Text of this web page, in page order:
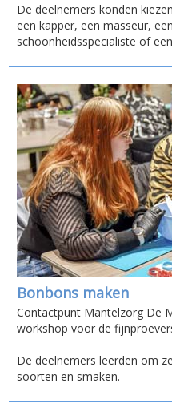
De deelnemers konden
een kapper, een masseur,
schoonheidsspecialiste of
Bonbons maken
Contactpunt Mantelzorg De
workshop voor de
De deelnemers leerden om
soorten en smaken.